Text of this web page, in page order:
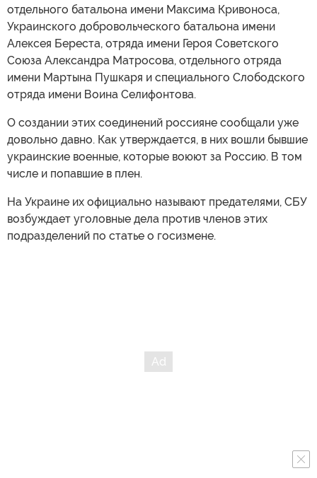
отдельного батальона имени Максима Кривоноса,
Украинского добровольческого батальона имени
Алексея Береста, отряда имени Героя Советского
Союза Александра Матросова, отдельного отряда
имени Мартына Пушкаря и специального Слободского
отряда имени Воина Селифонтова.
О создании этих соединений россияне сообщали уже
довольно давно. Как утверждается, в них вошли бывшие
украинские военные, которые воюют за Россию. В том
числе и попавшие в плен.
На Украине их официально называют предателями, СБУ
возбуждает уголовные дела против членов этих
подразделений по статье о госизмене.